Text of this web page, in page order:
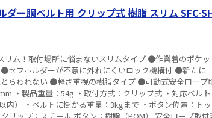
ダー胴ベルト用 クリップ式 樹脂 スリム SFC-
セフホルダーが不意に外れにくいロック機構付 ●新たに
われない ●軽さ重視の樹脂タイプ ●可動式安全ロープ取付環付 ■
・製品重量：54g ・取付方式：クリップ式 ・対応ベル
内） ・ベルトに掛かる重量：3kgまで ・ボタン位置：ト